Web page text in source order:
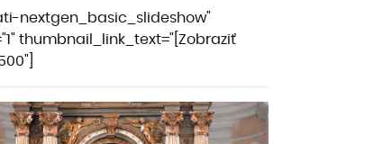
nextgen_basic_slideshow"
thumbnail_link_text="[Zobraziť